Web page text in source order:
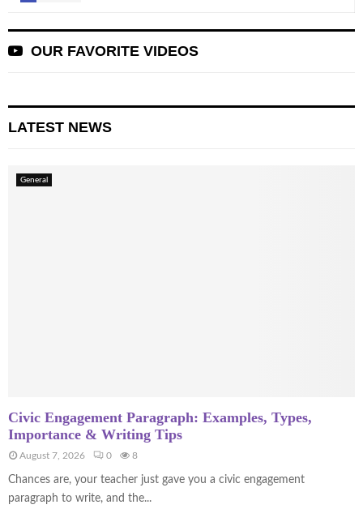
u
n
l
OUR FAVORITE VIDEOS
LATEST NEWS
General
Civic Engagement Paragraph: Examples, Types,
Importance & Writing Tips
August 7, 2026 0 8
Chances are, your teacher just gave you a civic engagement
paragraph to write, and the...